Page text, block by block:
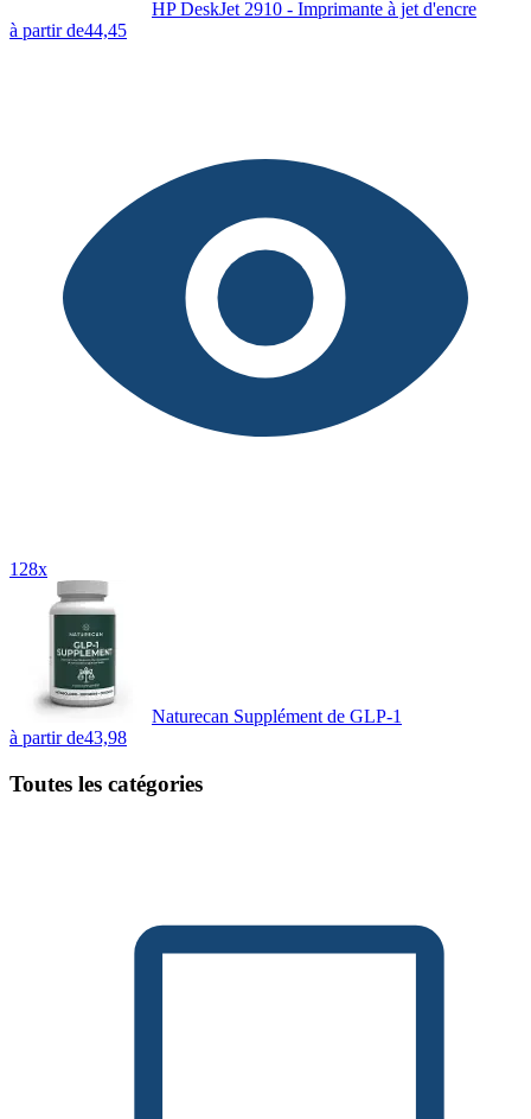
HP DeskJet 2910 - Imprimante à jet d'encre
à partir de44,45
128x
Naturecan Supplément de GLP-1
à partir de43,98
Toutes les catégories